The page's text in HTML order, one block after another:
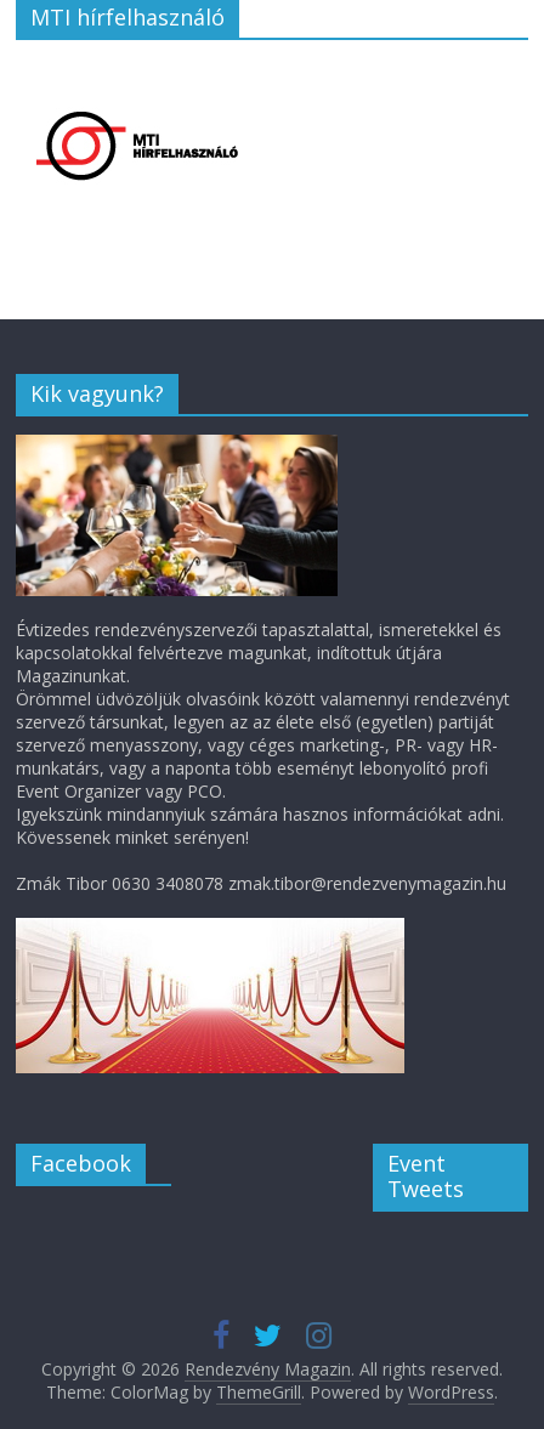
MTI hírfelhasználó
Kik vagyunk?
Évtizedes rendezvényszervezői tapasztalattal, ismeretekkel és
kapcsolatokkal felvértezve magunkat, indítottuk útjára
Magazinunkat.
Örömmel üdvözöljük olvasóink között valamennyi rendezvényt
szervező társunkat, legyen az az élete első (egyetlen) partiját
szervező menyasszony, vagy céges marketing-, PR- vagy HR-
munkatárs, vagy a naponta több eseményt lebonyolító profi
Event Organizer vagy PCO.
Igyekszünk mindannyiuk számára hasznos információkat adni.
Kövessenek minket serényen!
Zmák Tibor 0630 3408078 zmak.tibor@rendezvenymagazin.hu
Facebook
Event
Tweets
Copyright © 2026 Rendezvény Magazin. All rights reserved.
Theme: ColorMag by ThemeGrill. Powered by WordPress.